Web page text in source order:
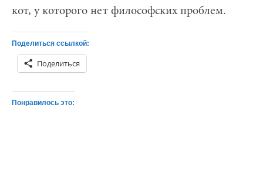
кот, у которого нет философских проблем.
Поделиться ссылкой:
Поделиться
Понравилось это: